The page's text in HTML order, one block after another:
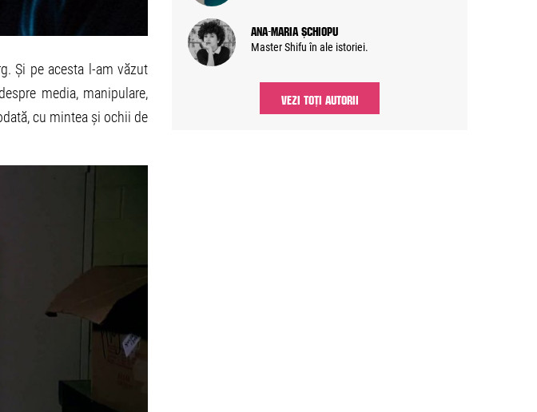
Și pe acesta l-am văzut
media, manipulare,
cu mintea și ochii de
Ana-Maria Șchiopu
Master Shifu în ale istoriei.
VEZI TOȚI AUTORII